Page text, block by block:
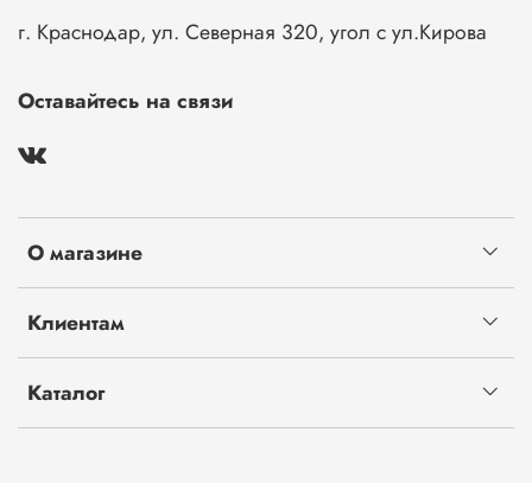
О магазине
Клиентам
Каталог
г. Краснодар, ул. Северная 320, угол с ул.Кирова
Оставайтесь на связи